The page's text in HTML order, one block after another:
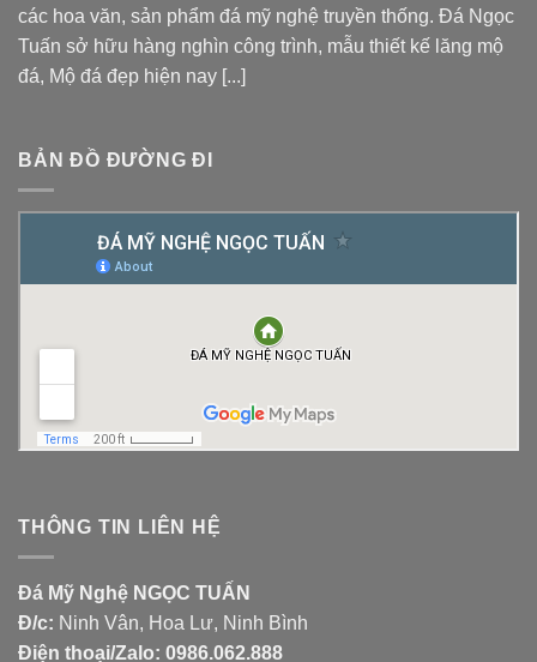
các hoa văn, sản phẩm đá mỹ nghệ truyền thống. Đá Ngọc
Tuấn sở hữu hàng nghìn công trình, mẫu thiết kế lăng mộ
đá, Mộ đá đẹp hiện nay [...]
BẢN ĐỒ ĐƯỜNG ĐI
THÔNG TIN LIÊN HỆ
Đá Mỹ Nghệ NGỌC TUẤN
Đ/c: Ninh Vân, Hoa Lư, Ninh Bình
Điện thoại/Zalo: 0986.062.888